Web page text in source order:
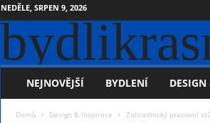
NEDĚLE, SRPEN 9, 2026
NEJNOVĚJŠÍ BYDLENÍ
Domů Design & Inspirace Zahradnický pracovní